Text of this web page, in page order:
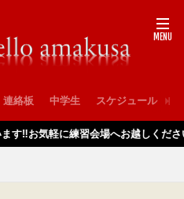
連絡板 中学生 スケジュール
す‼️お気軽に練習会場へお越しください